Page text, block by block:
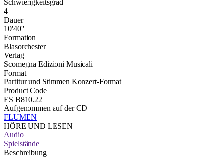
Schwierigkeitsgrad
4
Dauer
10'40''
Formation
Blasorchester
Verlag
Scomegna Edizioni Musicali
Format
Partitur und Stimmen Konzert-Format
Product Code
ES B810.22
Aufgenommen auf der CD
FLUMEN
HÖRE UND LESEN
Audio
Spielstände
Beschreibung